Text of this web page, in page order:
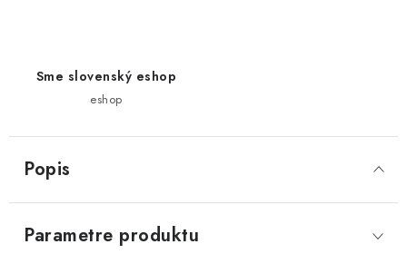
Sme slovenský eshop
eshop
Popis
Parametre produktu